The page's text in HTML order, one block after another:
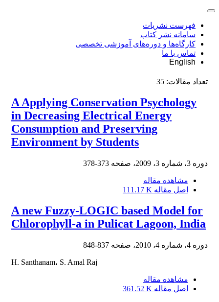
فهرست نشریات
سامانه نشر کتاب
کارگاه‌ها و دوره‌های آموزشی تخصصی
تماس با ما
English
تعداد مقالات: 35
A Applying Conservation Psychology
in Decreasing Electrical Energy
Consumption and Preserving
Environment by Students
دوره 3، شماره 3، 2009، صفحه 373-378
مشاهده مقاله
اصل مقاله 111.17 K
A new Fuzzy-LOGIC based Model for
Chlorophyll-a in Pulicat Lagoon, India
دوره 4، شماره 4، 2010، صفحه 837-848
H. Santhanam، S. Amal Raj
مشاهده مقاله
اصل مقاله 361.52 K